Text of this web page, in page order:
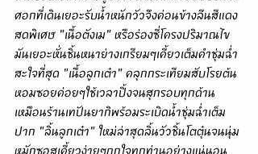
ศอกที่เดินเยอะรับน้ำหนักวัวจึงค่อนข้างลีนสีแดง
สดพิเศษ "เนื้อตังเม" หรือร่องซี่โครงปริมาณไข
มันเยอะหั่นชิ้นหนาย่างเกรียมๆเคี้ยวเต็มคำชุ่มฉ่ำ
สะใจที่สุด "เนื้อลูกเต๋า" คลุกกระเทียมสับโรยต้น
หอมซอยค่อยๆใช้เวลาปิ้งจนสุกรอบทุกด้าน
เหมือนร้านเทปันยากิพร้อมระเบิดน้ำชุ่มฉ่ำเต็ม
ปาก "ลิ้นลูกเต๋า" ใหม่ล่าสุดลิ้นวัวชิ้นโตตุ๋นจนนุ่ม
หมักซอสเคี้ยวง่ายๆถูกใจทุกท่านอย่างแน่นอน